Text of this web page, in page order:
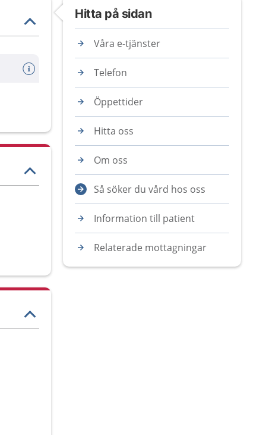
Hitta på sidan
Våra e-tjänster
Telefon
Öppettider
Hitta oss
Om oss
Så söker du vård hos oss
Information till patient
Relaterade mottagningar